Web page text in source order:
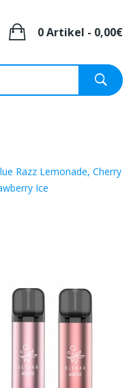
0 Artikel - 0,00€
Razz Lemonade, Cherry
Ice